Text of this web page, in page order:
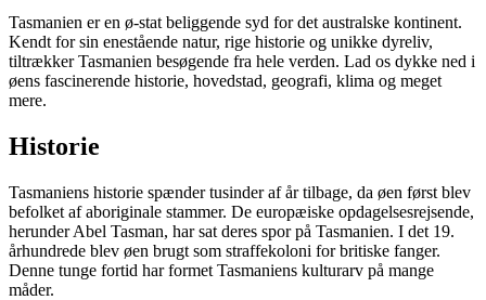
Tasmanien er en ø-stat beliggende syd for det australske kontinent.
Kendt for sin enestående natur, rige historie og unikke dyreliv,
tiltrækker Tasmanien besøgende fra hele verden. Lad os dykke ned i
øens fascinerende historie, hovedstad, geografi, klima og meget
mere.
Historie
Tasmaniens historie spænder tusinder af år tilbage, da øen først blev
befolket af aboriginale stammer. De europæiske opdagelsesrejsende,
herunder Abel Tasman, har sat deres spor på Tasmanien. I det 19.
århundrede blev øen brugt som straffekoloni for britiske fanger.
Denne tunge fortid har formet Tasmaniens kulturarv på mange
måder.